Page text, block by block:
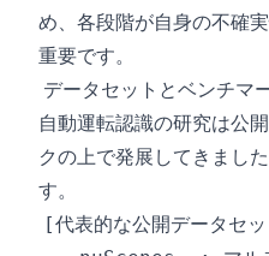
め、各段階が自身の不確
重要です。
データセットとベンチマ
自動運転認識の研究は公
クの上で発展してきまし
す。